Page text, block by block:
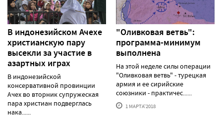
В индонезийском Ачехе
христианскую пару
высекли за участие в
азартных играх
В индонезийской
консервативной провинции
Ачех во вторник супружеская
пара христиан подверглась
нака......
"Оливковая ветвь":
программа-минимум
выполнена
На этой неделе силы операции
"Оливковая ветвь" - турецкая
армия и ее сирийские
союзники - практичес......
1 МАРТА'2018